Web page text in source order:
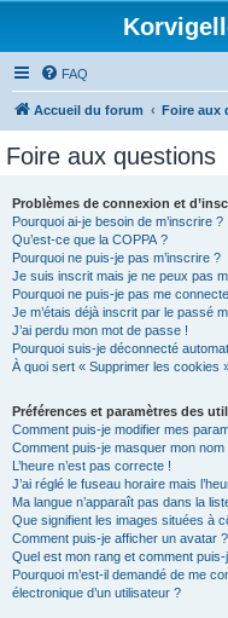
FAQ
Accueil du forum Foire aux
Foire aux questions
Problèmes de connexion et
Pourquoi ai-je besoin de m’inscrire ?
Qu’est-ce que la COPPA ?
Pourquoi ne puis-je pas m’inscrire ?
Je suis inscrit mais je ne peux pas
Pourquoi ne puis-je pas me
Je m’étais déjà inscrit par le passé
J’ai perdu mon mot de passe !
Pourquoi suis-je déconnecté
À quoi sert « Supprimer les cookies
Préférences et paramètres des
Comment puis-je modifier mes
Comment puis-je masquer mon nom
L’heure n’est pas correcte !
J’ai réglé le fuseau horaire mais
Ma langue n’apparaît pas dans la
Que signifient les images situées à
Comment puis-je afficher un avatar ?
Quel est mon rang et comment puis-
Pourquoi m’est-il demandé de me
électronique d’un utilisateur ?